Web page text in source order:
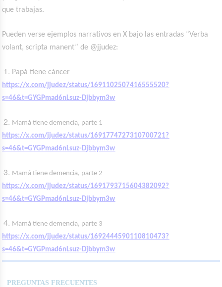
que trabajas.
Pueden verse ejemplos narrativos en X bajo las entradas “Verba
volant, scripta manent” de @jjudez:
Papá tiene cáncer
https://x.com/jjudez/status/1691102507416555520?
s=46&t=GYGPmad6nLsuz-Djbbym3w
Mamá tiene demencia, parte 1
https://x.com/jjudez/status/1691774727310700721?
s=46&t=GYGPmad6nLsuz-Djbbym3w
Mamá tiene demencia, parte 2
https://x.com/jjudez/status/1691793715604382092?
s=46&t=GYGPmad6nLsuz-Djbbym3w
Mamá tiene demencia, parte 3
https://x.com/jjudez/status/1692444590110810473?
s=46&t=GYGPmad6nLsuz-Djbbym3w
PREGUNTAS FRECUENTES